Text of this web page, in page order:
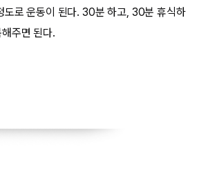
도로 운동이 된다. 30분 하고, 30분 휴식하
주면 된다.